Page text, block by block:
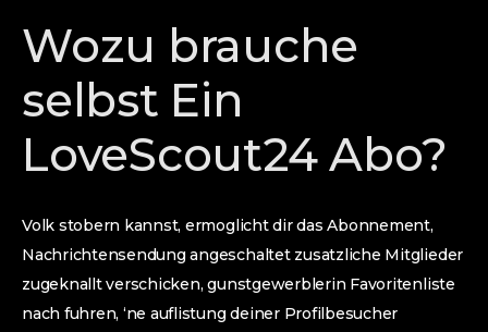
Wozu brauche
selbst Ein
LoveScout24 Abo?
Volk stobern kannst, ermoglicht dir das Abonnement,
Nachrichtensendung angeschaltet zusatzliche Mitglieder
zugeknallt verschicken, gunstgewerblerin Favoritenliste
nach fuhren, ‘ne auflistung deiner Profilbesucher